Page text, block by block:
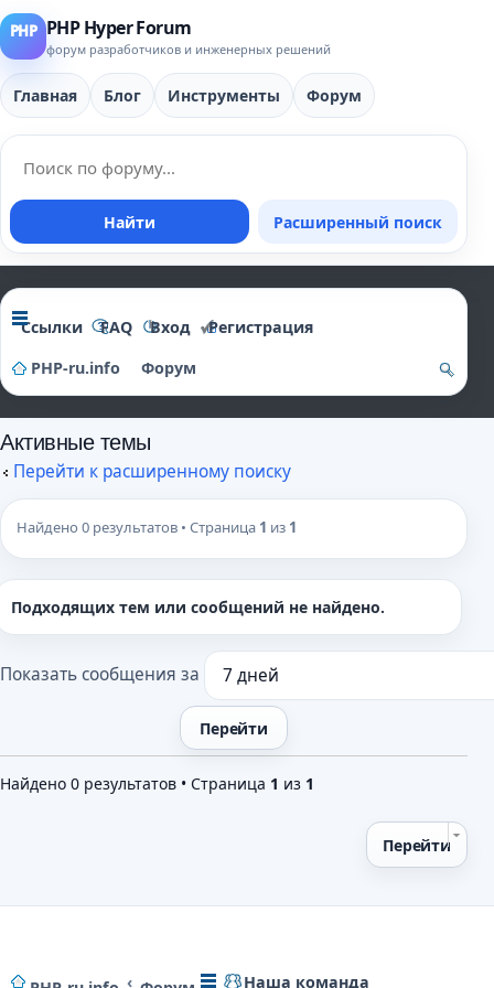
PHP Hyper Forum
форум разработчиков и инженерных решений
Главная Блог Инструменты Форум
Найти Расширенный поиск
Ссылки FAQ Вход
Регистрация
PHP-ru.info
Форум
Активные темы
Перейти к расширенному поиску
Найдено 0 результатов • Страница 1 из 1
Подходящих тем или сообщений не найдено.
Показать сообщения за
Найдено 0 результатов • Страница 1 из 1
Перейти
Наша команда